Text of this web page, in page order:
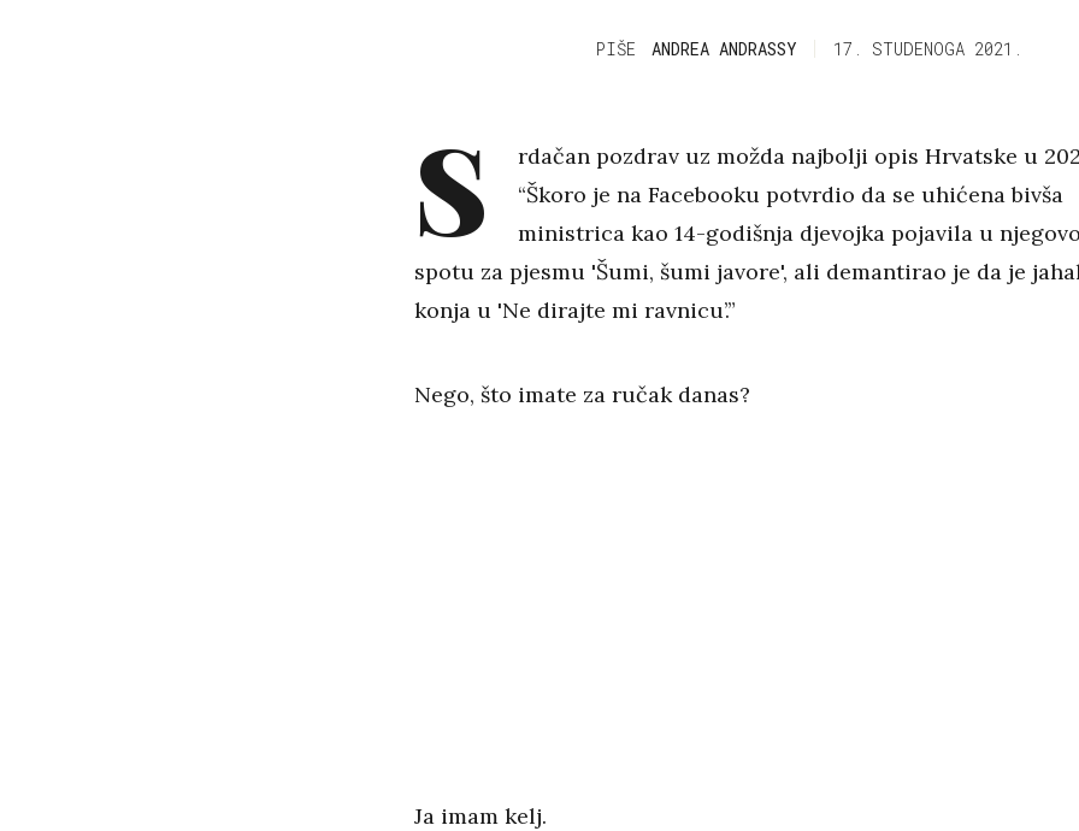
PIŠE ANDREA ANDRASSY 17. STUDENOGA 2021.
S
rdačan pozdrav uz možda najbolji opis Hrvatske u
“Škoro je na Facebooku potvrdio da se uhićena bivša
ministrica kao 14-godišnja djevojka pojavila u
spotu za pjesmu 'Šumi, šumi javore', ali demantirao je da je
konja u 'Ne dirajte mi ravnicu’.”
Nego, što imate za ručak danas?
Ja imam kelj.